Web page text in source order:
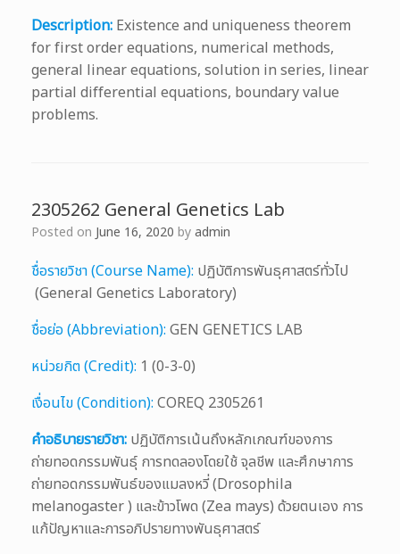
Description: Existence and uniqueness theorem
for first order equations, numerical methods,
general linear equations, solution in series, linear
partial differential equations, boundary value
problems.
2305262 General Genetics Lab
Posted on June 16, 2020 byadmin
ชื่อรายวิชา (Course Name): ปฏิบัติการพันธุศาสตร์ทั่วไป
(General Genetics Laboratory)
ชื่อย่อ (Abbreviation): GEN GENETICS LAB
หน่วยกิต (Credit): 1 (0-3-0)
เงื่อนไข (Condition): COREQ 2305261
คำอธิบายรายวิชา: ปฏิบัติการเน้นถึงหลักเกณฑ์ของการ
ถ่ายทอดกรรมพันธุ์ การทดลองโดยใช้ จุลชีพ และศึกษาการ
ถ่ายทอดกรรมพันธ์ของแมลงหวี่ (Drosophila
melanogaster ) และข้าวโพด (Zea mays) ด้วยตนเอง การ
แก้ปัญหาและการอภิปรายทางพันธุศาสตร์